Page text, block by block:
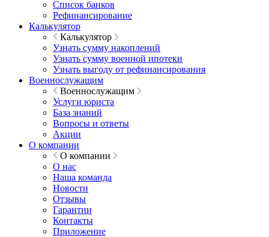
Список банков
Рефинансирование
Калькулятор
Калькулятор
Узнать сумму накоплений
Узнать сумму военной ипотеки
Узнать выгоду от рефинансирования
Военнослужащим
Военнослужащим
Услуги юриста
База знаний
Вопросы и ответы
Акции
О компании
О компании
О нас
Наша команда
Новости
Отзывы
Гарантии
Контакты
Приложение